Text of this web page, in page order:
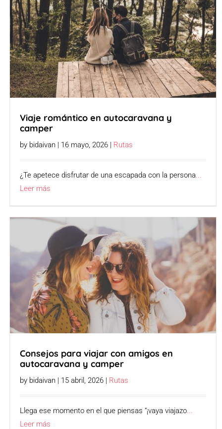
Viaje romántico en autocaravana y
camper
by bidaivan | 16 mayo, 2026 | Rutas
¿Te apetece disfrutar de una escapada con la persona...
Leer más
Consejos para viajar con amigos en
autocaravana y camper
by bidaivan | 15 abril, 2026 | Rutas
Llega ese momento en el que piensas “¡vaya viajazo
Leer más